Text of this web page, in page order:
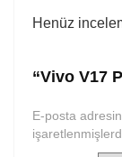
Henüz
“Vivo V17
E-posta